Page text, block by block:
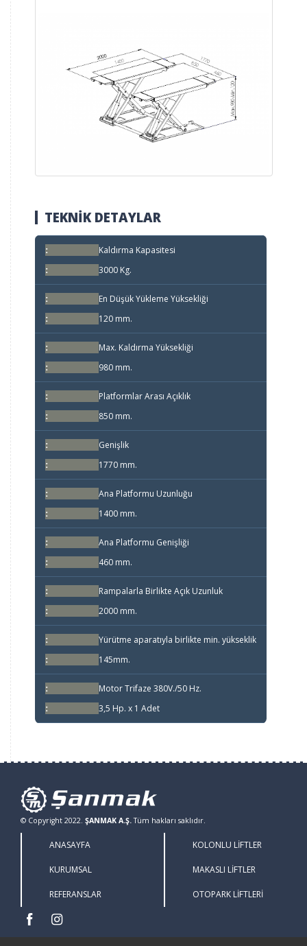
TEKNİK DETAYLAR
Kaldırma Kapasitesi
3000 Kg.
En Düşük Yükleme Yüksekliği
120 mm.
Max. Kaldırma Yüksekliği
980 mm.
Platformlar Arası Açıklık
850 mm.
Genişlik
1770 mm.
Ana Platformu Uzunluğu
1400 mm.
Ana Platformu Genişliği
460 mm.
Rampalarla Birlikte Açık Uzunluk
2000 mm.
Yürütme aparatıyla birlikte min. yükseklik
145mm.
Motor Trifaze 380V./50 Hz.
3,5 Hp. x 1 Adet
© Copyright 2022. ŞANMAK A.Ş.Tüm hakları saklıdır.
ANASAYFA
KURUMSAL
REFERANSLAR
KOLONLU LİFTLER
MAKASLI LİFTLER
OTOPARK LİFTLERİ